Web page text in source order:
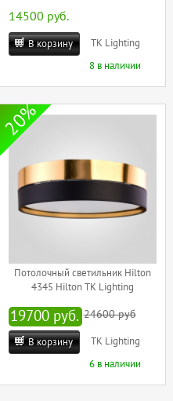
14500 руб.
В корзину
TK Lighting
8 в наличии
Потолочный светильник Hilton
4345 Hilton TK Lighting
20%
19700 руб. 24600 руб
В корзину
TK Lighting
6 в наличии